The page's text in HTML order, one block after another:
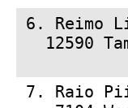
6.
12590
7.
Raio